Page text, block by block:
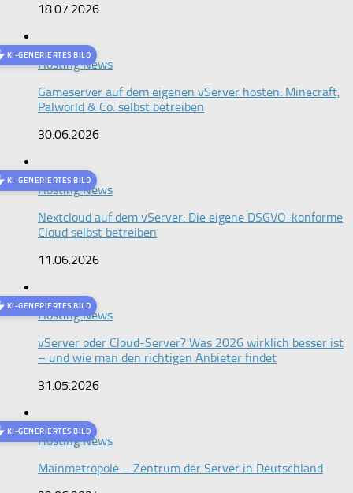
18.07.2026
KI-GENERIERTES BILD
Hosting News
Gameserver auf dem eigenen vServer hosten: Minecraft,
Palworld & Co. selbst betreiben
30.06.2026
KI-GENERIERTES BILD
Hosting News
Nextcloud auf dem vServer: Die eigene DSGVO-konforme
Cloud selbst betreiben
11.06.2026
KI-GENERIERTES BILD
Hosting News
vServer oder Cloud-Server? Was 2026 wirklich besser ist
– und wie man den richtigen Anbieter findet
31.05.2026
KI-GENERIERTES BILD
Hosting News
Mainmetropole – Zentrum der Server in Deutschland